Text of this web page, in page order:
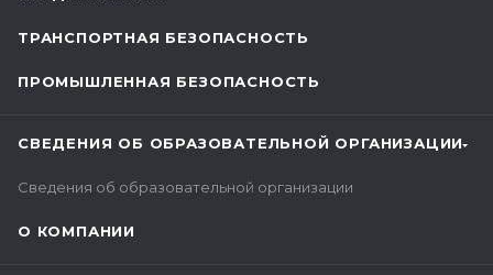
ТРАНСПОРТНАЯ БЕЗОПАСНОСТЬ
ПРОМЫШЛЕННАЯ БЕЗОПАСНОСТЬ
СВЕДЕНИЯ ОБ ОБРАЗОВАТЕЛЬНОЙ ОРГАНИЗАЦИИ
Сведения об образовательной организации
О КОМПАНИИ